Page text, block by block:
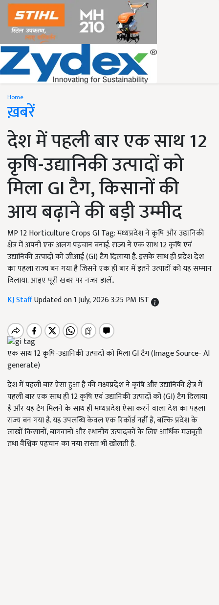
Home
ख़बरें
देश में पहली बार एक साथ 12
कृषि-उद्यानिकी उत्पादों को
मिला GI टैग, किसानों की
आय बढ़ाने की बड़ी उम्मीद
MP 12 Horticulture Crops GI Tag: मध्यप्रदेश ने कृषि और उद्यानिकी
क्षेत्र में अपनी एक अलग पहचान बनाई. राज्य ने एक साथ 12 कृषि एवं
उद्यानिकी उत्पादों को जीआई (GI) टैग दिलाया है. इसके साथ ही प्रदेश देश
का पहला राज्य बन गया है जिसने एक ही बार में इतने उत्पादों को यह सम्मान
दिलाया. आइए पूरी खबर पर नजर डालें..
KJ StaffUpdated on 1 July, 2026 3:25 PM IST
एक साथ 12 कृषि-उद्यानिकी उत्पादों को मिला GI टैग (Image Source- AI
generate)
देश में पहली बार ऐसा हुआ है की मध्यप्रदेश ने कृषि और उद्यानिकी क्षेत्र में
पहली बार एक साथ ही 12 कृषि एवं उद्यानिकी उत्पादों को (GI) टैग दिलाया
है और यह टैग मिलने के साथ ही मध्यप्रदेश ऐसा करने वाला देश का पहला
राज्य बन गया है. यह उपलब्धि केवल एक रिकॉर्ड नहीं है, बल्कि प्रदेश के
लाखों किसानों, बागवानों और स्थानीय उत्पादकों के लिए आर्थिक मजबूती
तथा वैश्विक पहचान का नया रास्ता भी खोलती है.